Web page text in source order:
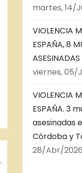
martes, 14/
VIOLENCIA
ESPAÑA, 8
viernes, 05/
VIOLENCIA
ESPAÑA. 3
asesinadas
Córdoba y
28/Abr/2026